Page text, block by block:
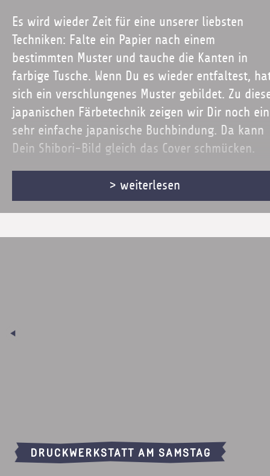
Es wird wieder Zeit für eine unserer liebsten
Techniken: Falte ein Papier nach einem
bestimmten Muster und tauche die Kanten in
farbige Tusche. Wenn Du es wieder entfaltest,
sich ein verschlungenes Muster gebildet. Zu
japanischen Färbetechnik zeigen wir Dir noch
sehr einfache japanische Buchbindung. Da kann
Dein Shibori-Bild gleich das Cover schmücken.
Ab ca. 6 - 99 Jahre
> weiterlesen
DRUCKWERKSTATT AM SAMSTAG